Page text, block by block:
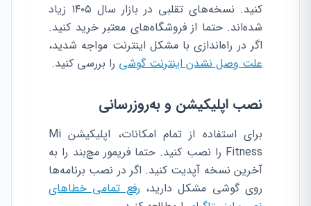
کنید. نسخه‌های تقلبی در بازار سال ۱۴۰۵ زیاد
شده‌اند. حتما از فروشگاه‌های معتبر خرید کنید.
اگر در راه‌اندازی با مشکل اینترنت مواجه شدید،
علت وصل نشدن اینترنت گوشی را بررسی کنید.
نصب اپلیکیشن و به‌روزرسانی
برای استفاده از تمام امکانات، اپلیکیشن Mi
Fitness را نصب کنید. حتما فریمور مچ‌بند را به
آخرین نسخه آپدیت کنید. اگر در نصب برنامه‌ها
روی گوشی مشکل دارید، رفع تمامی خطاهای